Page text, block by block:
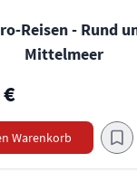
Reisen - Rund
Mittelmeer
Warenkorb